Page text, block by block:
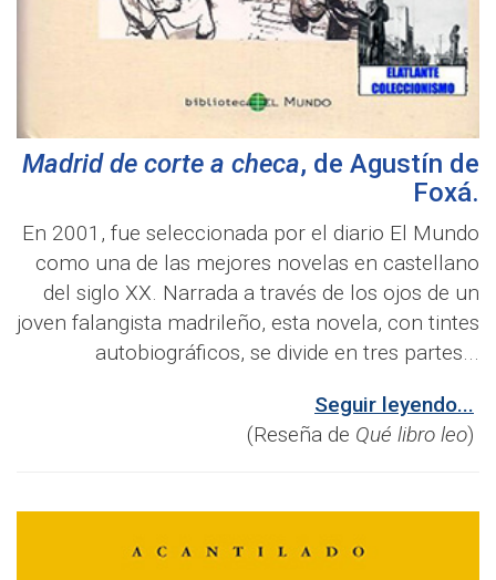
Madrid de corte a checa, de Agustín de
Foxá.
En 2001, fue seleccionada por el diario El Mundo
como una de las mejores novelas en castellano
del siglo XX. Narrada a través de los ojos de un
joven falangista madrileño, esta novela, con tintes
autobiográficos, se divide en tres partes...
Seguir leyendo...
(Reseña de Qué libro leo)